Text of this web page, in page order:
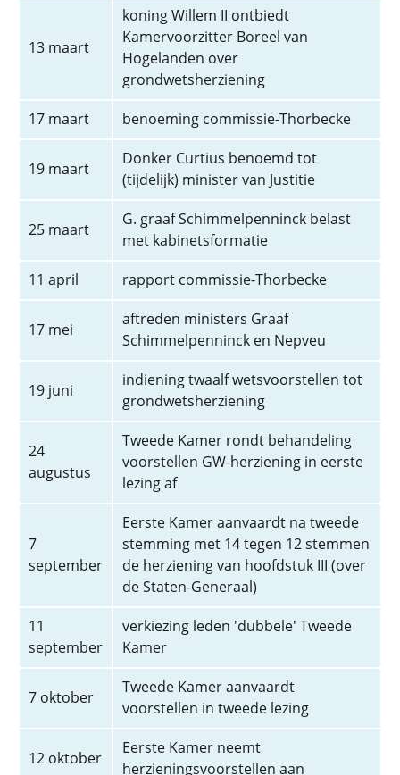
13 maart
koning Willem II ontbiedt
Kamervoorzitter Boreel van
Hogelanden over
grondwetsherziening
17 maart
benoeming commissie-Thorbecke
19 maart
Donker Curtius benoemd tot
(tijdelijk) minister van Justitie
25 maart
G.­ graaf Schimmelpenninck belast
met kabinetsformatie
11 april
rapport commissie-Thorbecke
17 mei
aftreden ministers Graaf
Schimmelpenninck en Nepveu
19 juni
indiening twaalf wetsvoorstellen tot
grondwetsherziening
24
augustus
Tweede Kamer rondt behandeling
voorstellen GW-herziening in eerste
lezing af
7
september
Eerste Kamer aanvaardt na tweede
stemming met 14 tegen 12 stemmen
de herziening van hoofdstuk III (over
de Staten-Generaal)
11
september
verkiezing leden 'dubbele' Tweede
Kamer
7 oktober
Tweede Kamer aanvaardt
voorstellen in tweede lezing
12 oktober
Eerste Kamer neemt
herzieningsvoorstellen aan